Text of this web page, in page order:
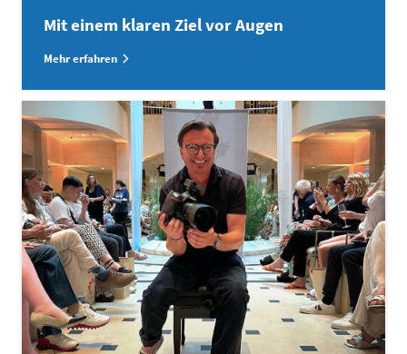
Mit einem klaren Ziel vor Augen
Mehr erfahren